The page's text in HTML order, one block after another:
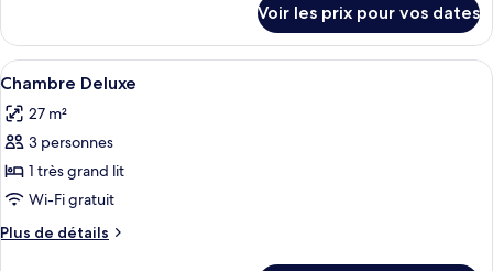
Chambre
Exécutive
le
type
de
Chambre
Exécutive
Voir les prix pour vos dates
Afficher
toutes
les
photos
pour
ce
type
de
Literie de qualité supérieure,
2
Chambre Deluxe
27 m²
3 personnes
1 très grand lit
Wi-Fi gratuit
Plus de détails
Plus